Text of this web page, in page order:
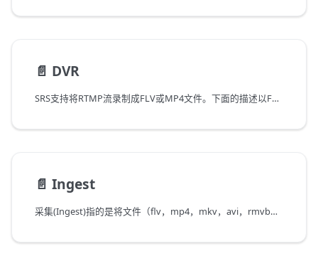
📄️ DVR
SRS支持将RTMP流录制成FLV或MP4文件。下面的描述以FLV为例，但是对MP4也是一样的。
📄️ Ingest
采集(Ingest)指的是将文件（flv，mp4，mkv，avi，rmvb等等），流（RTMP，RTMPT，RTMPS，RTSP，HTTP，HLS等等），设备等的数据，转封装为RTMP流（若编码不是h264/aac则需要转码），推送到SRS。